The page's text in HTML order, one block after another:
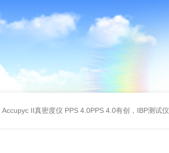
II真密度仪 PPS 4.0PPS 4.0有创，IBP测试仪